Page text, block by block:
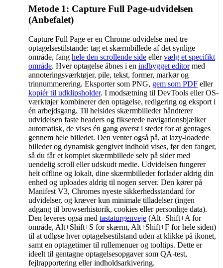
Metode 1: Capture Full Page-udvidelsen
(Anbefalet)
Capture Full Page er en Chrome-udvidelse med tre
optagelsestilstande: tag et skærmbillede af det synlige
område, fang hele den scrollende side ellervælg et specifikt
område. Hver optagelse åbnes i en indbygget editormed
annoteringsværktøjer, pile, tekst, former, markør og
trinnummerering. Eksporter som PNG, gem som PDF eller
kopiér til udklipsholder. I modsætning til DevTools eller OS-
værktøjer kombinerer den optagelse, redigering og eksport i
én arbejdsgang. Til helsides skærmbilleder håndterer
udvidelsen faste headers og fikserede navigationsbjælker
automatisk, de vises én gang øverst i stedet for at gentages
gennem hele billedet. Den venter også på, at lazy-loadede
billeder og dynamisk gengivet indhold vises, før den fanger,
så du får et komplet skærmbillede selv på sider med
uendelig scroll eller udskudt medie. Udvidelsen fungerer
helt offline og lokalt, dine skærmbilleder forlader aldrig din
enhed og uploades aldrig til nogen server. Den kører på
Manifest V3, Chromes nyeste sikkerhedsstandard for
udvidelser, og kræver kun minimale tilladelser (ingen
adgang til browserhistorik, cookies eller personlige data).
Den leveres også med tastaturgenveje (Alt+Shift+A for
område, Alt+Shift+S for skærm, Alt+Shift+F for hele siden)
til at udløse hver optagelsestilstand uden at klikke på ikonet,
samt en optagetimer til rullemenuer og tooltips. Dette er
ideelt til gentagne optagelsesopgaver som QA-test,
fejlrapportering eller indholdsarkivering.